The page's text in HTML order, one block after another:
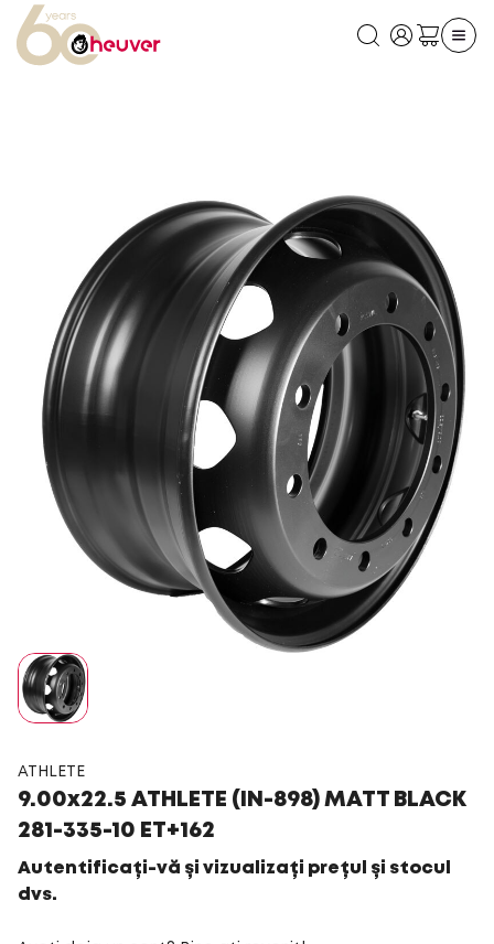
ATHLETE
9.00x22.5 ATHLETE (IN-898) MATT BLACK
281-335-10 ET+162
Autentificați-vă și vizualizați prețul și stocul
dvs.